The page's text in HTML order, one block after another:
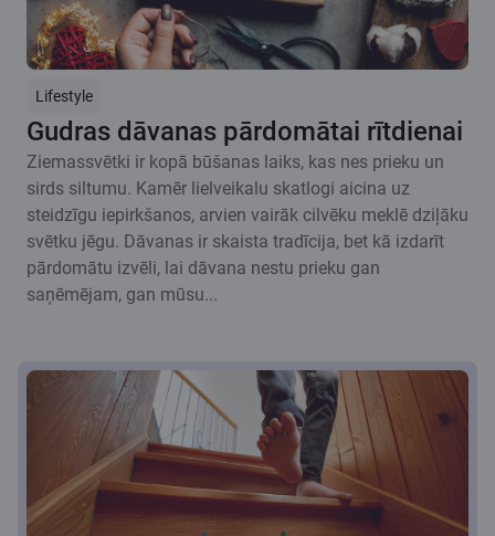
Lifestyle
Gudras dāvanas pārdomātai rītdienai
Ziemassvētki ir kopā būšanas laiks, kas nes prieku un
sirds siltumu. Kamēr lielveikalu skatlogi aicina uz
steidzīgu iepirkšanos, arvien vairāk cilvēku meklē dziļāku
svētku jēgu. Dāvanas ir skaista tradīcija, bet kā izdarīt
pārdomātu izvēli, lai dāvana nestu prieku gan
saņēmējam, gan mūsu...